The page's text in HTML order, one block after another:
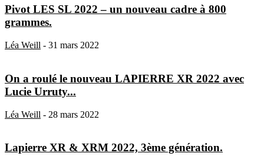
Pivot LES SL 2022 – un nouveau cadre à 800
grammes.
Léa Weill - 31 mars 2022
On a roulé le nouveau LAPIERRE XR 2022 avec
Lucie Urruty...
Léa Weill - 28 mars 2022
Lapierre XR & XRM 2022, 3ème génération.